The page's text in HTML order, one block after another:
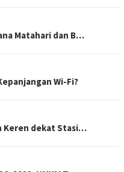
Matahari dan B…
Wi-Fi?
Keren dekat Stasi…